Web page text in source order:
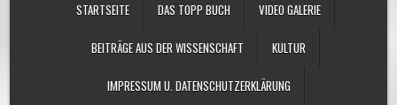
STARTSEITE
DAS TOPP BUCH VIDEO GALERIE
BEITRÄGE AUS DER WISSENSCHAFT KULTUR
IMPRESSUM U. DATENSCHUTZERKLÄRUNG